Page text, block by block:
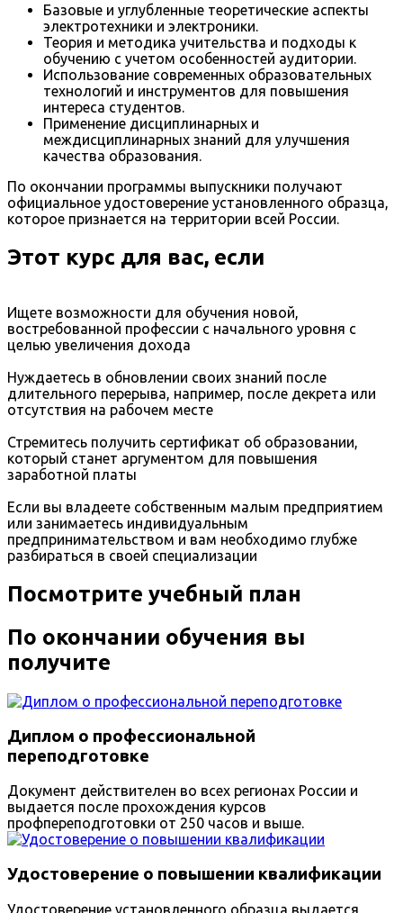
Базовые и углубленные теоретические аспекты
электротехники и электроники.
Теория и методика учительства и подходы к
обучению с учетом особенностей аудитории.
Использование современных образовательных
технологий и инструментов для повышения
интереса студентов.
Применение дисциплинарных и
междисциплинарных знаний для улучшения
качества образования.
По окончании программы выпускники получают
официальное удостоверение установленного образца,
которое признается на территории всей России.
Этот курс для вас, если
Ищете возможности для обучения новой,
востребованной профессии с начального уровня с
целью увеличения дохода
Нуждаетесь в обновлении своих знаний после
длительного перерыва, например, после декрета или
отсутствия на рабочем месте
Стремитесь получить сертификат об образовании,
который станет аргументом для повышения
заработной платы
Если вы владеете собственным малым предприятием
или занимаетесь индивидуальным
предпринимательством и вам необходимо глубже
разбираться в своей специализации
Посмотрите учебный план
По окончании обучения вы
получите
Диплом о профессиональной
переподготовке
Документ действителен во всех регионах России и
выдается после прохождения курсов
профпереподготовки от 250 часов и выше.
Удостоверение о повышении квалификации
Удостоверение установленного образца выдается